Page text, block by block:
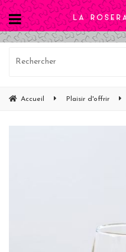
Accueil Plaisir d'offrir